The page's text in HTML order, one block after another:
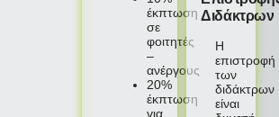
έκπτωση
σε
φοιτητές
–
ανέργους
20%
έκπτωση
για
Διδάκτρων
Η
επιστροφή
των
διδάκτρων
είναι